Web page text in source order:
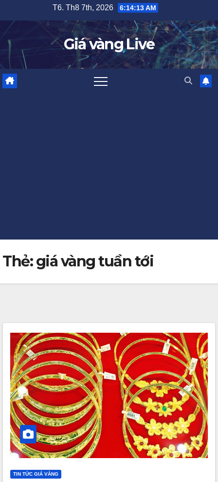
content
T6. Th8 7th, 2026 6:14:13 AM
Giá vàng Live
Thẻ:giá vàng tuần tới
TIN TỨC GIÁ VÀNG